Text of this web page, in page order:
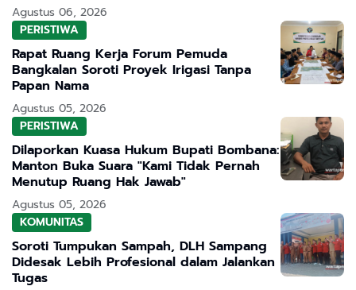
Agustus 06, 2026
PERISTIWA
Rapat Ruang Kerja Forum Pemuda
Bangkalan Soroti Proyek Irigasi Tanpa
Papan Nama
Agustus 05, 2026
PERISTIWA
Dilaporkan Kuasa Hukum Bupati Bombana:
Manton Buka Suara "Kami Tidak Pernah
Menutup Ruang Hak Jawab"
Agustus 05, 2026
KOMUNITAS
Soroti Tumpukan Sampah, DLH Sampang
Didesak Lebih Profesional dalam Jalankan
Tugas